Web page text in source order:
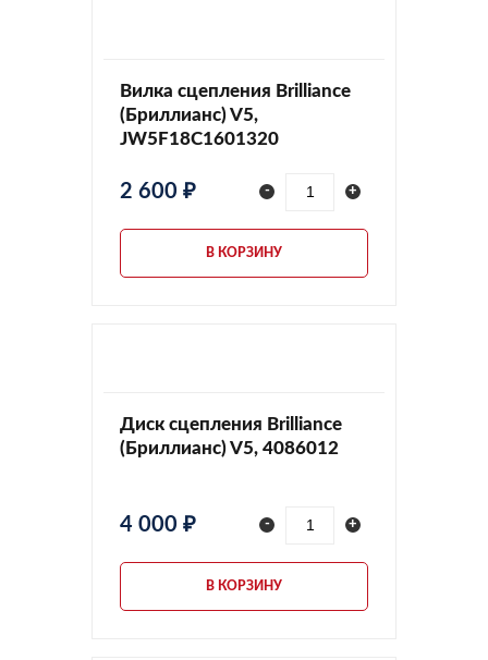
Вилка сцепления Brilliance
(Бриллианс) V5,
JW5F18C1601320
2 600 ₽ - +
В КОРЗИНУ
Диск сцепления Brilliance
(Бриллианс) V5, 4086012
4 000 ₽ - +
В КОРЗИНУ